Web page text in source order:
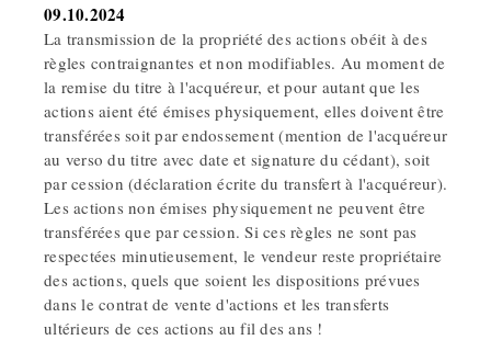
09.10.2024
La transmission de la propriété des actions obéit à des
règles contraignantes et non modifiables. Au moment de
la remise du titre à l'acquéreur, et pour autant que les
actions aient été émises physiquement, elles doivent être
transférées soit par endossement (mention de l'acquéreur
au verso du titre avec date et signature du cédant), soit
par cession (déclaration écrite du transfert à l'acquéreur).
Les actions non émises physiquement ne peuvent être
transférées que par cession. Si ces règles ne sont pas
respectées minutieusement, le vendeur reste propriétaire
des actions, quels que soient les dispositions prévues
dans le contrat de vente d'actions et les transferts
ultérieurs de ces actions au fil des ans !